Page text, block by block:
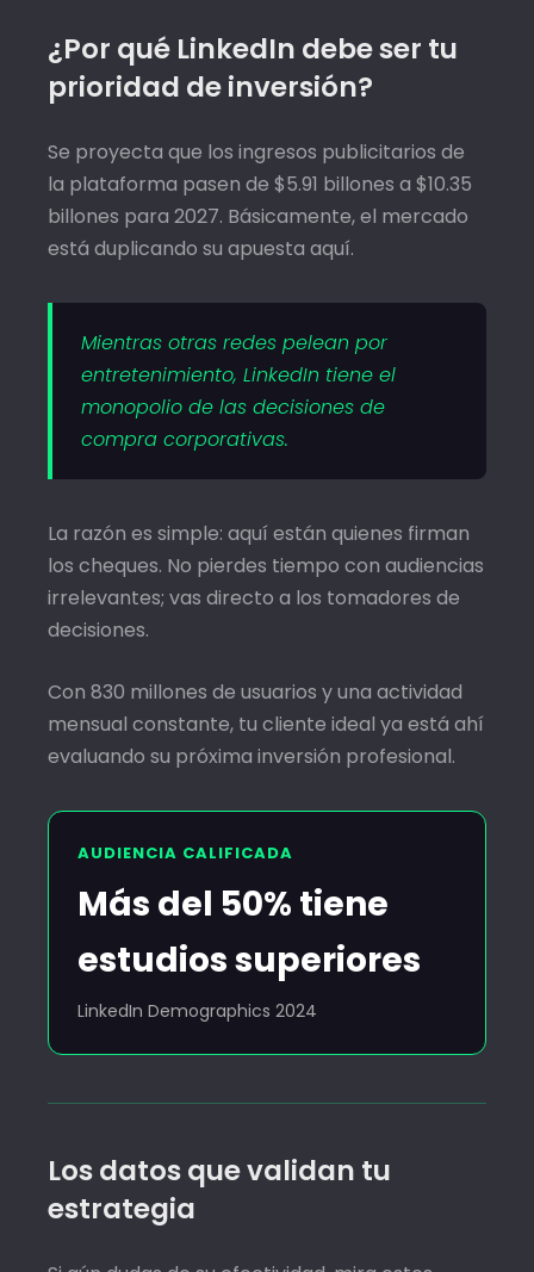
¿Por qué LinkedIn debe ser tu
prioridad de inversión?
Se proyecta que los ingresos publicitarios de
la plataforma pasen de $5.91 billones a $10.35
billones para 2027. Básicamente, el mercado
está duplicando su apuesta aquí.
Mientras otras redes pelean por
entretenimiento, LinkedIn tiene el
monopolio de las decisiones de
compra corporativas.
La razón es simple: aquí están quienes firman
los cheques. No pierdes tiempo con audiencias
irrelevantes; vas directo a los tomadores de
decisiones.
Con 830 millones de usuarios y una actividad
mensual constante, tu cliente ideal ya está ahí
evaluando su próxima inversión profesional.
AUDIENCIA CALIFICADA
Más del 50% tiene
estudios superiores
LinkedIn Demographics 2024
Los datos que validan tu
estrategia